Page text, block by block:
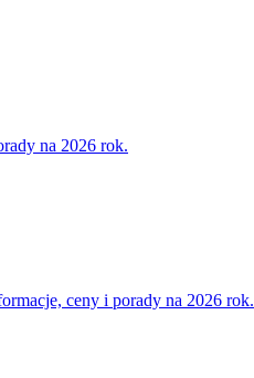
na 2026 rok.
ceny i porady na 2026 rok.